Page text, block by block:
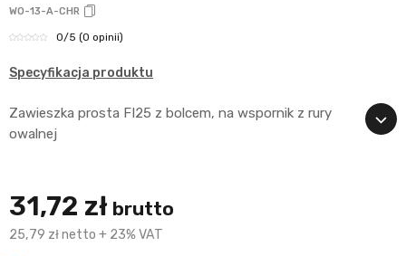
WO-13-A-CHR
0/5 (0 opinii)
Specyfikacja produktu
Zawieszka prosta FI25 z bolcem, na wspornik z rury
owalnej
31,72 zł brutto
25,79 zł netto + 23% VAT